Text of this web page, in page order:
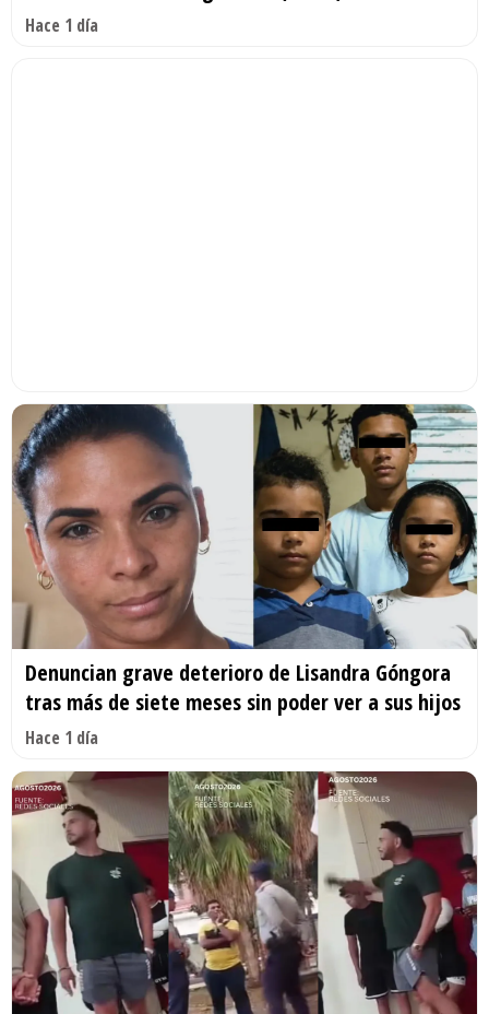
Hace 1 día
Denuncian grave deterioro de Lisandra Góngora
tras más de siete meses sin poder ver a sus hijos
Hace 1 día